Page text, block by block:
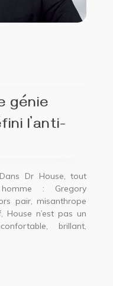
génie
l’anti-
Dr House, tout
: Gregory
pair, misanthrope
House n’est pas un
brillant,